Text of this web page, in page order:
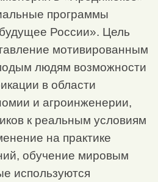
программы
России». Цель
мотивированным
людям возможности
в области
и агроинженерии,
к реальным условиям
на практике
обучение мировым
используются